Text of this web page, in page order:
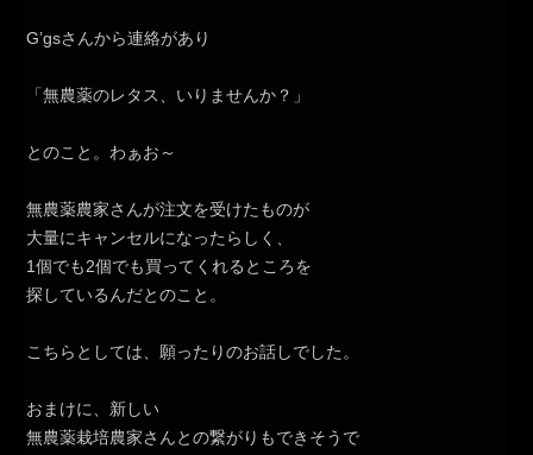
G’gsさんから連絡があり
「無農薬のレタス、いりませんか？」
とのこと。わぁお～
無農薬農家さんが注文を受けたものが
大量にキャンセルになったらしく、
1個でも2個でも買ってくれるところを
探しているんだとのこと。
こちらとしては、願ったりのお話しでした。
おまけに、新しい
無農薬栽培農家さんとの繋がりもできそうで